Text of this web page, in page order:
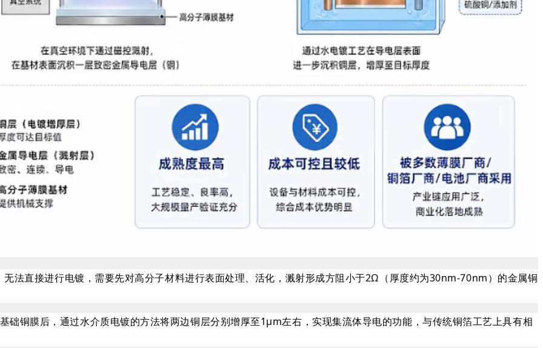
法直接进行电镀，需要先对高分子材料进行表面处理、活化，溅射形成方阻小于2Ω（厚度约为30nm-70nm）的金属铜
础铜膜后，通过水介质电镀的方法将两边铜层分别增厚至1µm左右，实现集流体导电的功能，与传统铜箔工艺上具有相